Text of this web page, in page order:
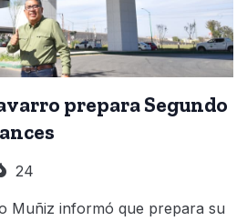
prepara Segundo
24
Muñiz informó que prepara su